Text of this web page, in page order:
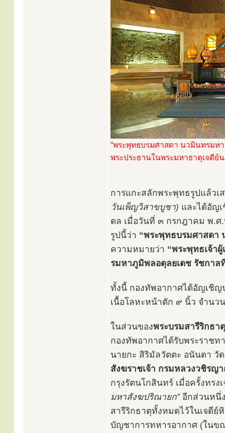
“พระพุทธบรมศาสดา นวมินทรมห
พระประธานในพระมหาธาตุเจดีย์
การแกะสลักพระพุทธรูปแล้ว
วันเพ็ญวิสาขบูชา) และได้อัญ
ดล เมื่อวันที่ ๓ กรกฎาคม พ.ศ
รูปนี้ว่า “พระพุทธบรมศาสดา
ความหมายว่า “พระพุทธเจ้า
รมหาภูมิพลอดุลยเดช รัชกาล
ทั้งนี้ กองทัพอากาศได้อัญเชิญ
เนื้อโลหะหน้าตัก ๙ นิ้ว จำน
ในส่วนของพระบรมสารีริกธาตุ
กองทัพอากาศได้รับพระราชท
นายกะ สิริมัลวัตตะ อนันดา วั
สังฆราชเจ้า กรมหลวงวชิรญ
กรุงรัตนโกสินทร์ เมื่อครั้งทร
มหาสังฆปริณายก”อีกส่วนหนึ่ง
สารีริกธาตุทั้งหมดไว้ในเจดีย์
บัญชาการทหารอากาศ (ในข